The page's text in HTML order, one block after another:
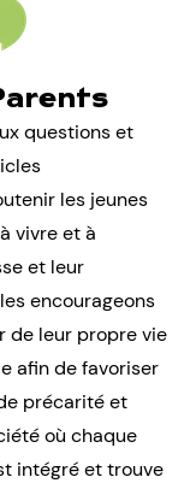
questions et
les jeunes
vivre et à
et leur
encourageons
de leur propre vie
afin de favoriser
précarité et
où chaque
intégré et trouve